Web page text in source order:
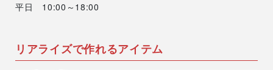
平日 10:00～18:00
リアライズで作れるアイテム